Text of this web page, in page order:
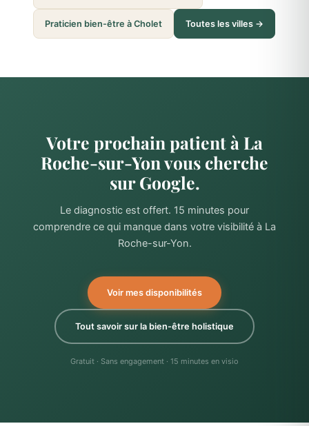
Praticien bien-être à Cholet Toutes les villes →
Votre prochain patient à La
Roche-sur-Yon vous cherche
sur Google.
Le diagnostic est offert. 15 minutes pour
comprendre ce qui manque dans votre visibilité à La
Roche-sur-Yon.
Voir mes disponibilités
Tout savoir sur la bien-être holistique
Gratuit · Sans engagement · 15 minutes en visio